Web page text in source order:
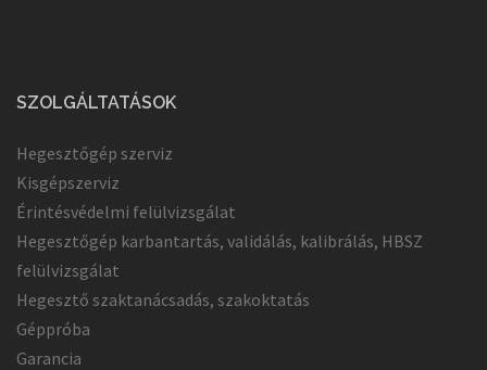
SZOLGÁLTATÁSOK
Hegesztőgép szerviz
Kisgépszerviz
Érintésvédelmi felülvizsgálat
Hegesztőgép karbantartás, validálás, kalibrálás, HBSZ
felülvizsgálat
Hegesztő szaktanácsadás, szakoktatás
Géppróba
Garancia